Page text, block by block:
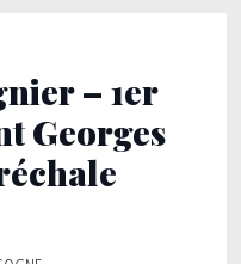
– 1er
Georges